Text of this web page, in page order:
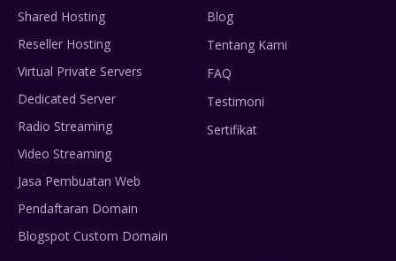
Shared Hosting
Reseller Hosting
Virtual Private Servers
Dedicated Server
Radio Streaming
Video Streaming
Jasa Pembuatan Web
Pendaftaran Domain
Blogspot Custom Domain
Blog
Tentang Kami
FAQ
Testimoni
Sertifikat